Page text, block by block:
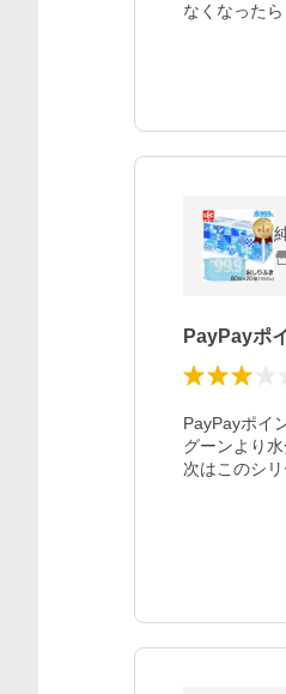
なくなった
PayPayポ
PayPayポイ
グーンより
次はこのシ